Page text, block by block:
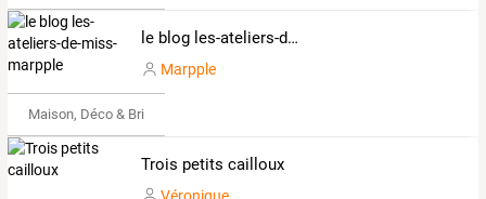
le blog les-ateliers-de-miss-marpple
Marpple
Maison, Déco & Bricolage
Trois petits cailloux
Véronique